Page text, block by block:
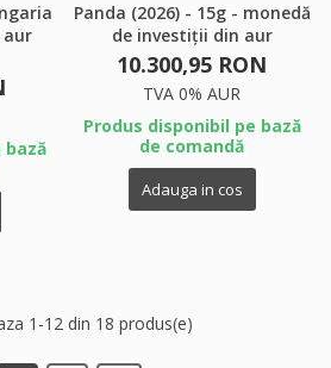
aur
bază
Panda (2026) - 15g - monedă
de investiții din aur
10.300,95 RON
TVA 0% AUR
Produs disponibil pe bază
de comandă
Adauga in cos
1-12 din 18 produs(e)